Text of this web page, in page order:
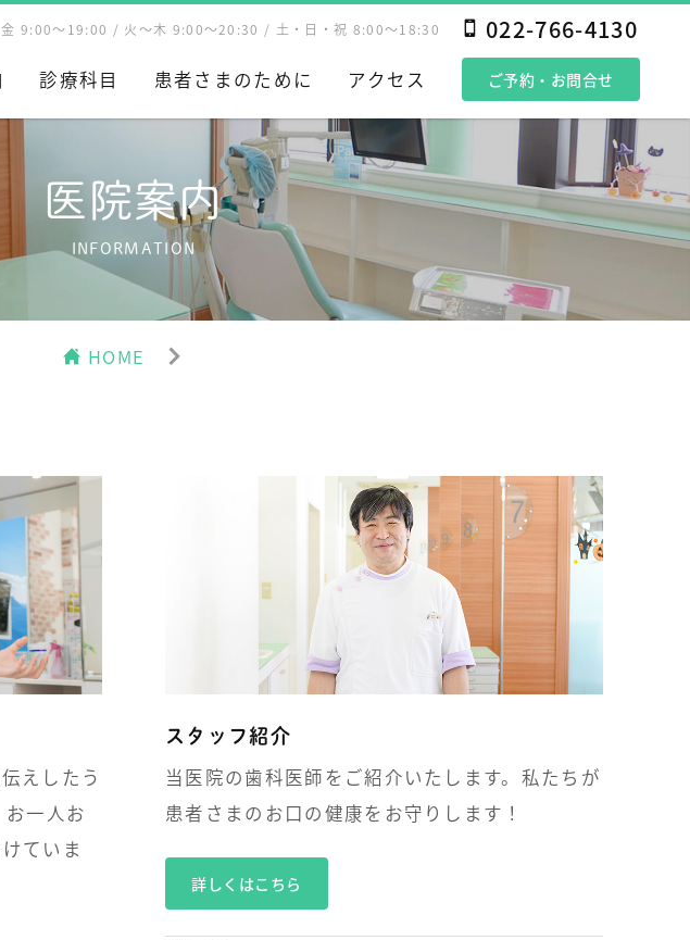
金 9:00～19:00 / 火～木 9:00～20:30 / 土・日・祝 8:00～18:30 022-766-4130
診療科目 患者さまのために アクセス ご予約・お問合せ
医院案内
INFORMATION
HOME
えしたう
一人お
ていま
スタッフ紹介
当医院の歯科医師をご紹介いたします。私たちが
患者さまのお口の健康をお守りします！
詳しくはこちら